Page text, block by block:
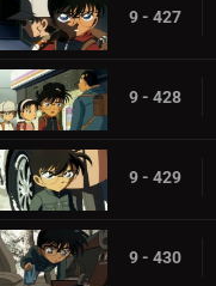
9 - 427
9 - 428
9 - 429
9 - 430